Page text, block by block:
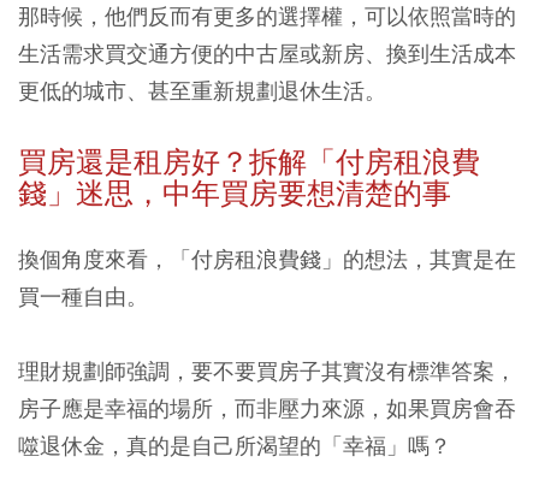
那時候，他們反而有更多的選擇權，可以依照當時的
生活需求買交通方便的中古屋或新房、換到生活成本
更低的城市、甚至重新規劃退休生活。
買房還是租房好？拆解「付房租浪費
錢」迷思，中年買房要想清楚的事
換個角度來看，「付房租浪費錢」的想法，其實是在
買一種自由。
理財規劃師強調，要不要買房子其實沒有標準答案，
房子應是幸福的場所，而非壓力來源，如果買房會吞
噬退休金，真的是自己所渴望的「幸福」嗎？